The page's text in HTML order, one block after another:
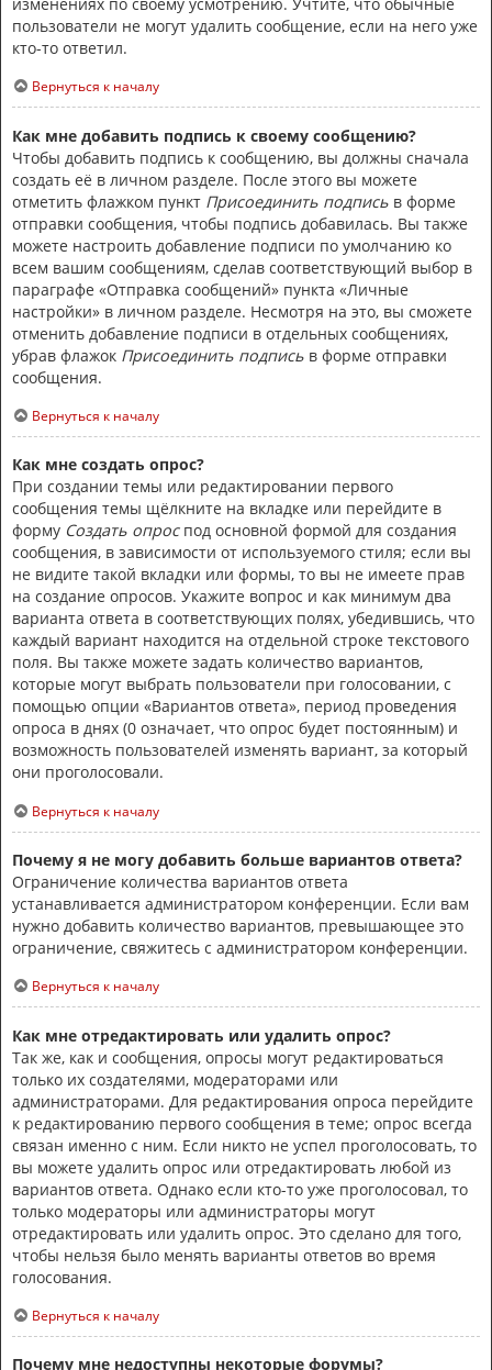
пользователи не могут удалить сообщение, если на него уже
кто-то ответил.
Вернуться к началу
Как мне добавить подпись к своему сообщению?
Чтобы добавить подпись к сообщению, вы должны сначала
создать её в личном разделе. После этого вы можете
отметить флажком пункт Присоединить подпись в форме
отправки сообщения, чтобы подпись добавилась. Вы также
можете настроить добавление подписи по умолчанию ко
всем вашим сообщениям, сделав соответствующий выбор в
параграфе «Отправка сообщений» пункта «Личные
настройки» в личном разделе. Несмотря на это, вы сможете
отменить добавление подписи в отдельных сообщениях,
убрав флажок Присоединить подпись в форме отправки
сообщения.
Вернуться к началу
Как мне создать опрос?
При создании темы или редактировании первого
сообщения темы щёлкните на вкладке или перейдите в
форму Создать опроспод основной формой для создания
сообщения, в зависимости от используемого стиля; если вы
не видите такой вкладки или формы, то вы не имеете прав
на создание опросов. Укажите вопрос и как минимум два
варианта ответа в соответствующих полях, убедившись, что
каждый вариант находится на отдельной строке текстового
поля. Вы также можете задать количество вариантов,
которые могут выбрать пользователи при голосовании, с
помощью опции «Вариантов ответа», период проведения
опроса в днях (0 означает, что опрос будет постоянным) и
возможность пользователей изменять вариант, за который
они проголосовали.
Вернуться к началу
Почему я не могу добавить больше вариантов ответа?
Ограничение количества вариантов ответа
устанавливается администратором конференции. Если вам
нужно добавить количество вариантов, превышающее это
ограничение, свяжитесь с администратором конференции.
Вернуться к началу
Как мне отредактировать или удалить опрос?
Так же, как и сообщения, опросы могут редактироваться
только их создателями, модераторами или
администраторами. Для редактирования опроса перейдите
к редактированию первого сообщения в теме; опрос всегда
связан именно с ним. Если никто не успел проголосовать, то
вы можете удалить опрос или отредактировать любой из
вариантов ответа. Однако если кто-то уже проголосовал, то
только модераторы или администраторы могут
отредактировать или удалить опрос. Это сделано для того,
чтобы нельзя было менять варианты ответов во время
голосования.
Вернуться к началу
Почему мне недоступны некоторые форумы?